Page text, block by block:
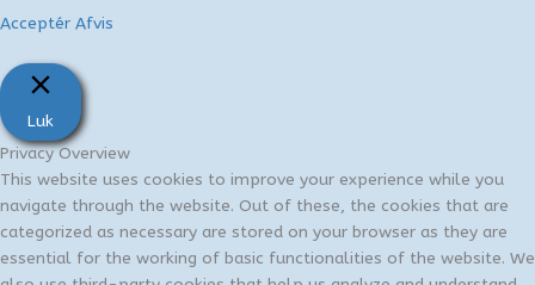
Acceptér Afvis
Luk
Privacy Overview
This website uses cookies to improve your experience while you
navigate through the website. Out of these, the cookies that are
categorized as necessary are stored on your browser as they are
essential for the working of basic functionalities of the website. We